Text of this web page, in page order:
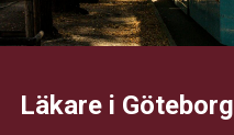
Läkare i Göteborg